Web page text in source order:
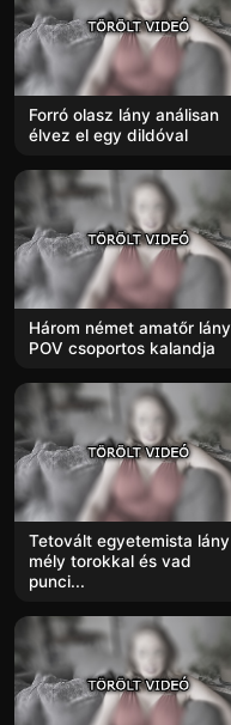
Forró olasz lány análisan
élvez el egy dildóval
Három német amatőr lány
POV csoportos kalandja
Tetovált egyetemista lány
mély torokkal és vad
punci...